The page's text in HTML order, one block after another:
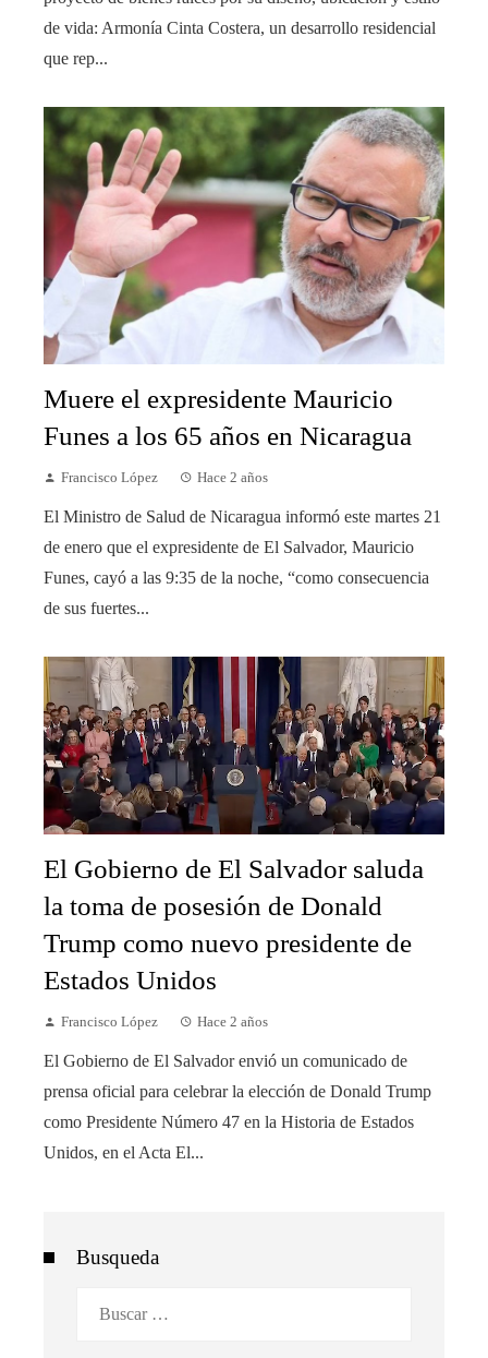
de vida: Armonía Cinta Costera, un desarrollo residencial
que rep...
Muere el expresidente Mauricio
Funes a los 65 años en Nicaragua
Francisco López Hace 2 años
El Ministro de Salud de Nicaragua informó este martes 21
de enero que el expresidente de El Salvador, Mauricio
Funes, cayó a las 9:35 de la noche, “como consecuencia
de sus fuertes...
El Gobierno de El Salvador saluda
la toma de posesión de Donald
Trump como nuevo presidente de
Estados Unidos
Francisco López Hace 2 años
El Gobierno de El Salvador envió un comunicado de
prensa oficial para celebrar la elección de Donald Trump
como Presidente Número 47 en la Historia de Estados
Unidos, en el Acta El...
Busqueda